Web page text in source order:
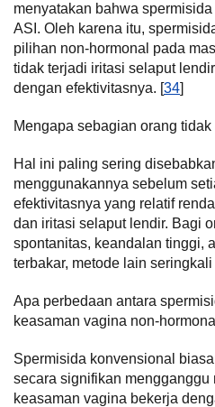
menyatakan bahwa
ASI. Oleh karena itu,
pilihan non-hormonal pada
tidak terjadi iritasi selaput
dengan efektivitasnya. [34]
Mengapa sebagian orang
Hal ini paling sering
menggunakannya sebelum
efektivitasnya yang relatif
dan iritasi selaput lendir. Bagi
spontanitas, keandalan tinggi,
terbakar, metode lain
Apa perbedaan antara
keasaman vagina non-
Spermisida konvensional
secara signifikan mengganggu
keasaman vagina bekerja